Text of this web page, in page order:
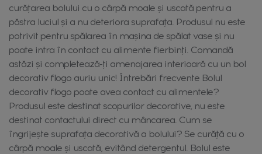
curățarea bolului cu o cârpă moale și uscată pentru a
păstra luciul și a nu deteriora suprafața. Produsul nu este
potrivit pentru spălarea în mașina de spălat vase și nu
poate intra în contact cu alimente fierbinți. Comandă
astăzi și completează-ți amenajarea interioară cu un bol
decorativ flogo auriu unic! Întrebări frecvente Bolul
decorativ flogo poate avea contact cu alimentele?
Produsul este destinat scopurilor decorative, nu este
destinat contactului direct cu mâncarea. Cum se
îngrijește suprafața decorativă a bolului? Se curăță cu o
cârpă moale și uscată, evitând detergentul. Bolul este